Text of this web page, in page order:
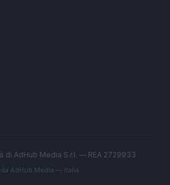
di AdHub Media S.r.l. — REA 2729933
AdHub Media — Italia